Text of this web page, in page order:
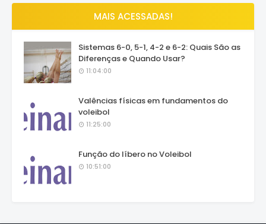
MAIS ACESSADAS!
Sistemas 6-0, 5-1, 4-2 e 6-2: Quais São as
Diferenças e Quando Usar?
11:04:00
Valências físicas em fundamentos do
voleibol
11:25:00
Função do líbero no Voleibol
10:51:00